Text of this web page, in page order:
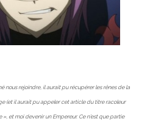
nous rejoindre, il aurait pu récupérer les rênes de la
(et il aurait pu appeler cet article du titre racoleur
et moi devenir un Empereur. Ce n’est que partie